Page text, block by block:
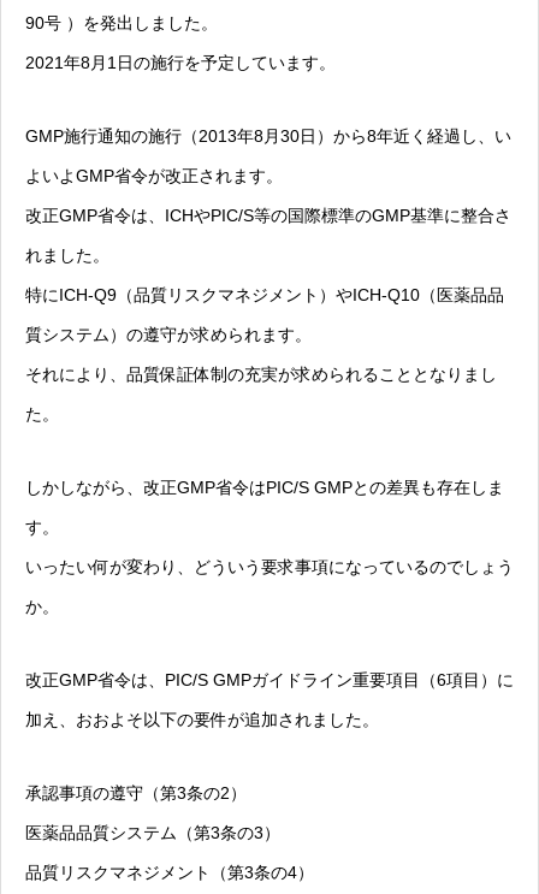
90号 ）を発出しました。
2021年8月1日の施行を予定しています。
GMP施行通知の施行（2013年8月30日）から8年近く経過し、い
よいよGMP省令が改正されます。
改正GMP省令は、ICHやPIC/S等の国際標準のGMP基準に整合さ
れました。
特にICH-Q9（品質リスクマネジメント）やICH-Q10（医薬品品
質システム）の遵守が求められます。
それにより、品質保証体制の充実が求められることとなりまし
た。
しかしながら、改正GMP省令はPIC/S GMPとの差異も存在しま
す。
いったい何が変わり、どういう要求事項になっているのでしょう
か。
改正GMP省令は、PIC/S GMPガイドライン重要項目（6項目）に
加え、おおよそ以下の要件が追加されました。
承認事項の遵守（第3条の2）
医薬品品質システム（第3条の3）
品質リスクマネジメント（第3条の4）